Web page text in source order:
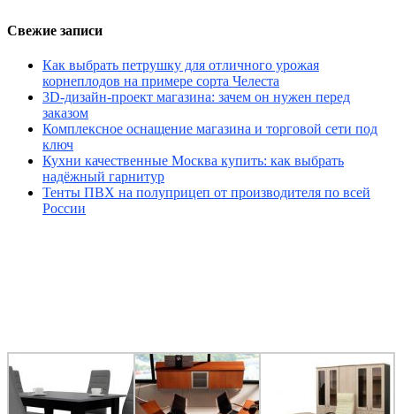
Свежие записи
Как выбрать петрушку для отличного урожая
корнеплодов на примере сорта Челеста
3D-дизайн-проект магазина: зачем он нужен перед
заказом
Комплексное оснащение магазина и торговой сети под
ключ
Кухни качественные Москва купить: как выбрать
надёжный гарнитур
Тенты ПВХ на полуприцеп от производителя по всей
России